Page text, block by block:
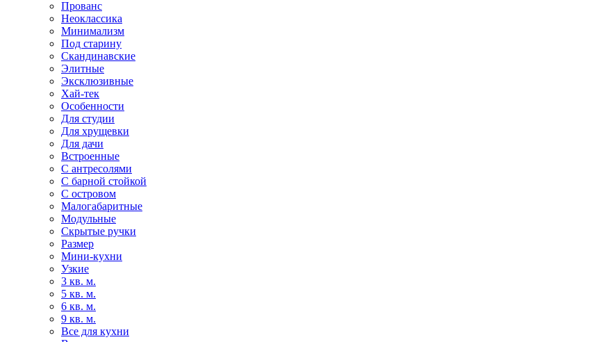
Прованс
Неоклассика
Минимализм
Под старину
Скандинавские
Элитные
Эксклюзивные
Хай-тек
Особенности
Для студии
Для хрущевки
Для дачи
Встроенные
С антресолями
С барной стойкой
С островом
Малогабаритные
Модульные
Скрытые ручки
Размер
Мини-кухни
Узкие
3 кв. м.
5 кв. м.
6 кв. м.
9 кв. м.
Все для кухни